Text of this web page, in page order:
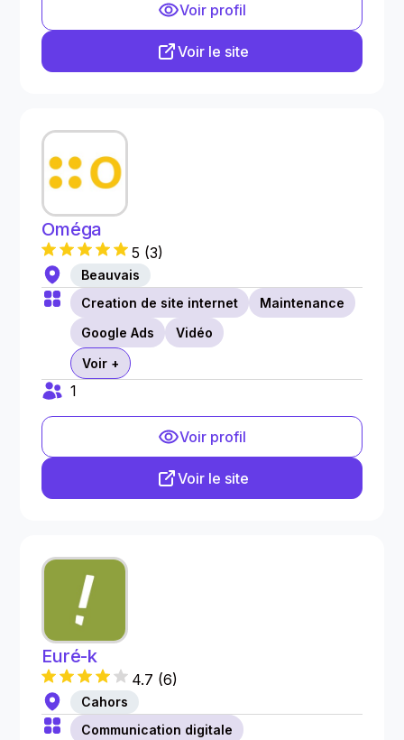
Voir profil
Voir le site
Oméga
5 (3)
Beauvais
Creation de site internet
Maintenance
Google Ads
Vidéo
Voir +
1
Voir profil
Voir le site
Euré-k
4.7 (6)
Cahors
Communication digitale